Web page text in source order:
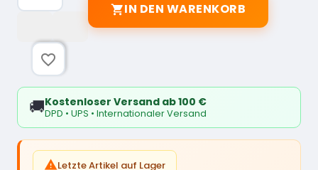
IN DEN WARENKORB
favorite_border
🚚Kostenloser Versand ab 100 €
DPD • UPS • Internationaler Versand
Letzte Artikel auf Lager